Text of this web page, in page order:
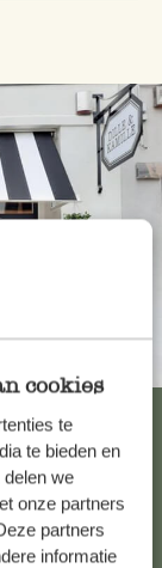
cookies
te
te bieden en
we
onze partners
partners
informatie